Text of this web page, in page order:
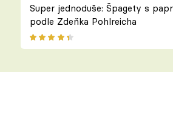
Super jednoduše: Špagety s
podle Zdeňka Pohlreicha